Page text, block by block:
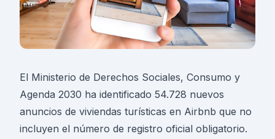
El Ministerio de Derechos Sociales, Consumo y
Agenda 2030 ha identificado 54.728 nuevos
anuncios de viviendas turísticas en Airbnb que no
incluyen el número de registro oficial obligatorio.